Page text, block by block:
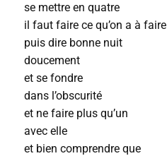
se mettre en quatre
il faut faire ce qu’on a à faire
puis dire bonne nuit
doucement
et se fondre
dans l’obscurité
et ne faire plus qu’un
avec elle
et bien comprendre que